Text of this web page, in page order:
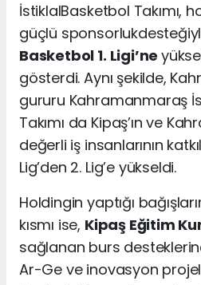
İstiklalBasketbol Takımı,
güçlü sponsorluk
Basketbol 1. Ligi’ne
gösterdi. Aynı şekilde,
gururu Kahramanmaraş
Takımı da Kipaş’ın ve
değerli iş insanlarının
Lig’den 2. Lig’e yükseldi.
Holdingin yaptığı
kısmı ise, Kipaş Eğitim
sağlanan burs
Ar-Ge ve inovasyon